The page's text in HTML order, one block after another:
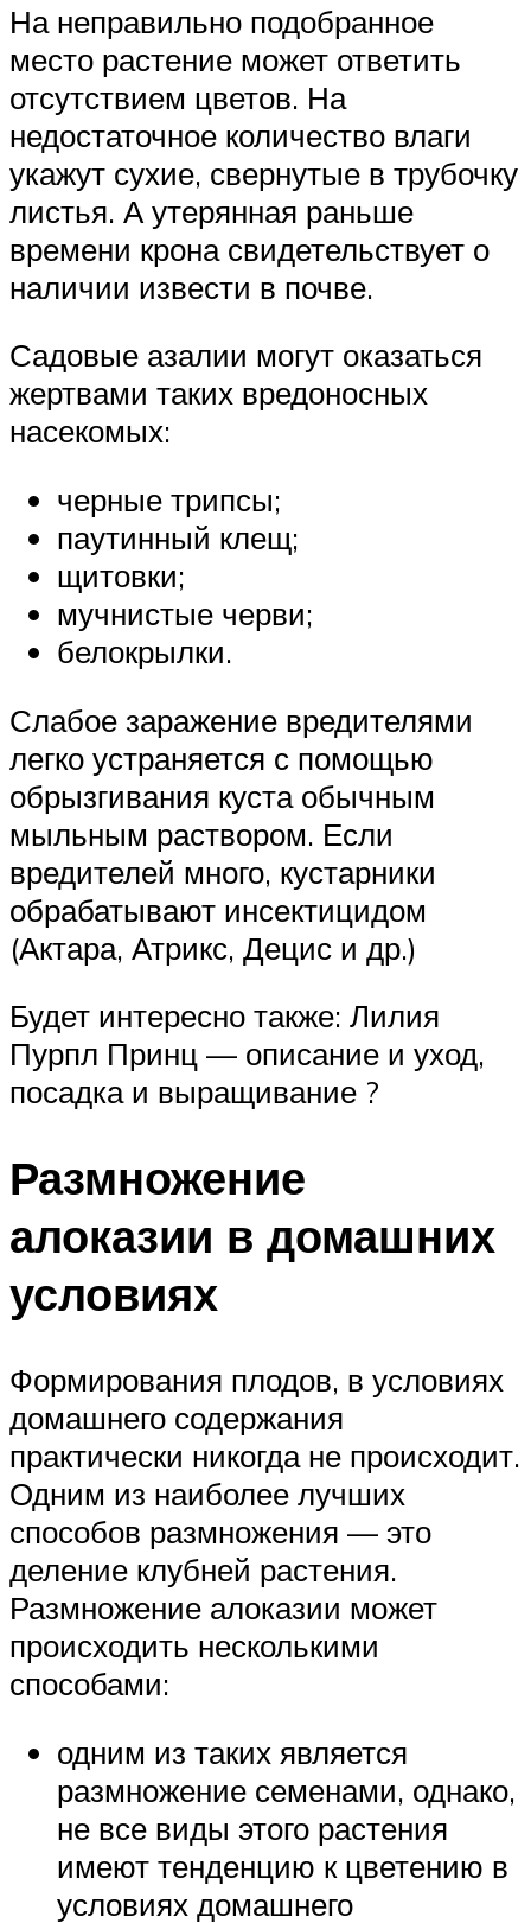
На неправильно подобранное
место растение может ответить
отсутствием цветов. На
недостаточное количество влаги
укажут сухие, свернутые в трубочку
листья. А утерянная раньше
времени крона свидетельствует о
наличии извести в почве.
Садовые азалии могут оказаться
жертвами таких вредоносных
насекомых:
черные трипсы;
паутинный клещ;
щитовки;
мучнистые черви;
белокрылки.
Слабое заражение вредителями
легко устраняется с помощью
обрызгивания куста обычным
мыльным раствором. Если
вредителей много, кустарники
обрабатывают инсектицидом
(Актара, Атрикс, Децис и др.)
Будет интересно также: Лилия
Пурпл Принц — описание и уход,
посадка и выращивание ?
Размножение
алоказии в домашних
условиях
Формирования плодов, в условиях
домашнего содержания
практически никогда не происходит.
Одним из наиболее лучших
способов размножения — это
деление клубней растения.
Размножение алоказии может
происходить несколькими
способами:
одним из таких является
размножение семенами, однако,
не все виды этого растения
имеют тенденцию к цветению в
условиях домашнего